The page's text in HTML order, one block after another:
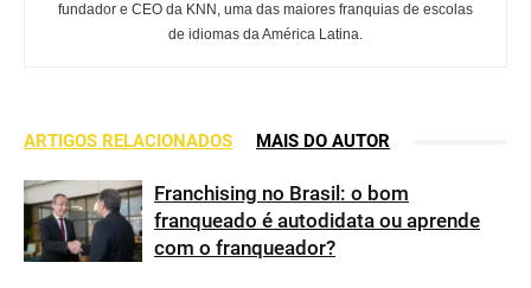
fundador e CEO da KNN, uma das maiores franquias de escolas
de idiomas da América Latina.
ARTIGOS RELACIONADOS MAIS DO AUTOR
Franchising no Brasil: o bom
franqueado é autodidata ou aprende
com o franqueador?